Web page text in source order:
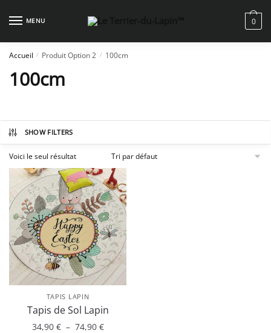
MENU 0
Accueil / Produit Option 2 / 100cm
100cm
SHOW FILTERS
Voici le seul résultat
TAPIS LAPIN
Tapis de Sol Lapin
34,90 € – 74,90 €Plage